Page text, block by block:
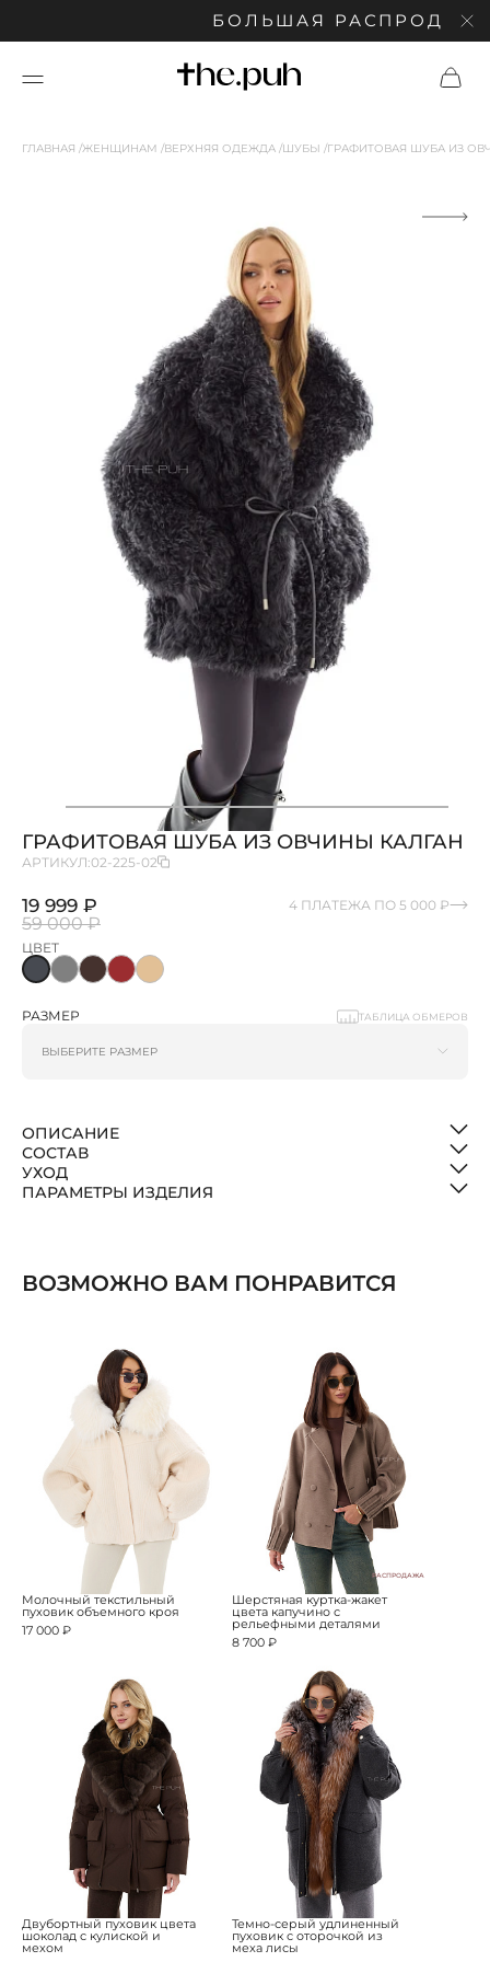
БОЛЬШАЯ РАСПРОДАЖА:
ГЛАВНАЯ ЖЕНЩИНАМ ВЕРХНЯЯ ОДЕЖДА ШУБЫ ГРАФИТОВАЯ ШУБА ИЗ
ГРАФИТОВАЯ ШУБА ИЗ ОВЧИНЫ КАЛГАН
АРТИКУЛ:02-225-02
19 999 ₽
59 000 ₽
4 ПЛАТЕЖА ПО 5 000 ₽
ЦВЕТ
РАЗМЕР ТАБЛИЦА ОБМЕРОВ
ОПИСАНИЕ
СОСТАВ
УХОД
ПАРАМЕТРЫ ИЗДЕЛИЯ
ВОЗМОЖНО ВАМ ПОНРАВИТСЯ
Молочный текстильный
пуховик объемного кроя
17 000 ₽
РАСПРОДАЖА
Шерстяная куртка-жакет
цвета капучино с
рельефными деталями
8 700 ₽
Двубортный пуховик цвета
шоколад с кулиской и
мехом
Темно-серый удлиненный
пуховик с оторочкой из
меха лисы